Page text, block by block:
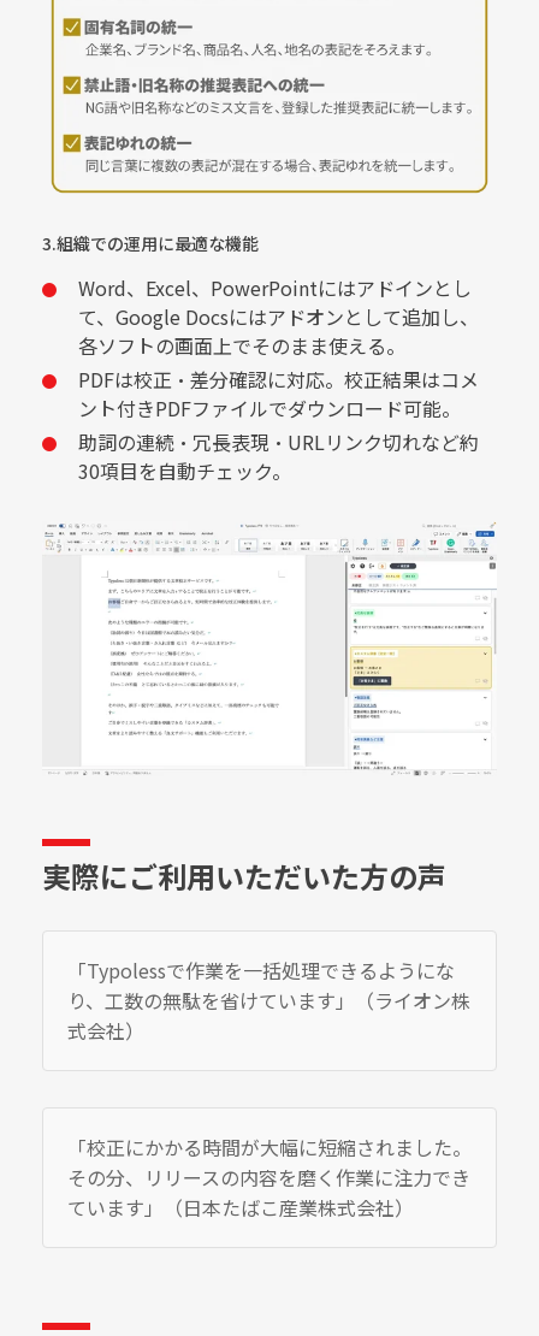
3.組織での運用に最適な機能
Word、Excel、PowerPointにはアドインとし
て、Google Docsにはアドオンとして追加し、
各ソフトの画面上でそのまま使える。
PDFは校正・差分確認に対応。校正結果はコメ
ント付きPDFファイルでダウンロード可能。
助詞の連続・冗長表現・URLリンク切れなど約
30項目を自動チェック。
実際にご利用いただいた方の声
「Typolessで作業を一括処理できるようにな
り、工数の無駄を省けています」（ライオン株
式会社）
「校正にかかる時間が大幅に短縮されました。
その分、リリースの内容を磨く作業に注力でき
ています」（日本たばこ産業株式会社）